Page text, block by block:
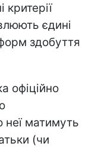
критерії
єдині
здобуття
офіційно
неї матимуть
(чи